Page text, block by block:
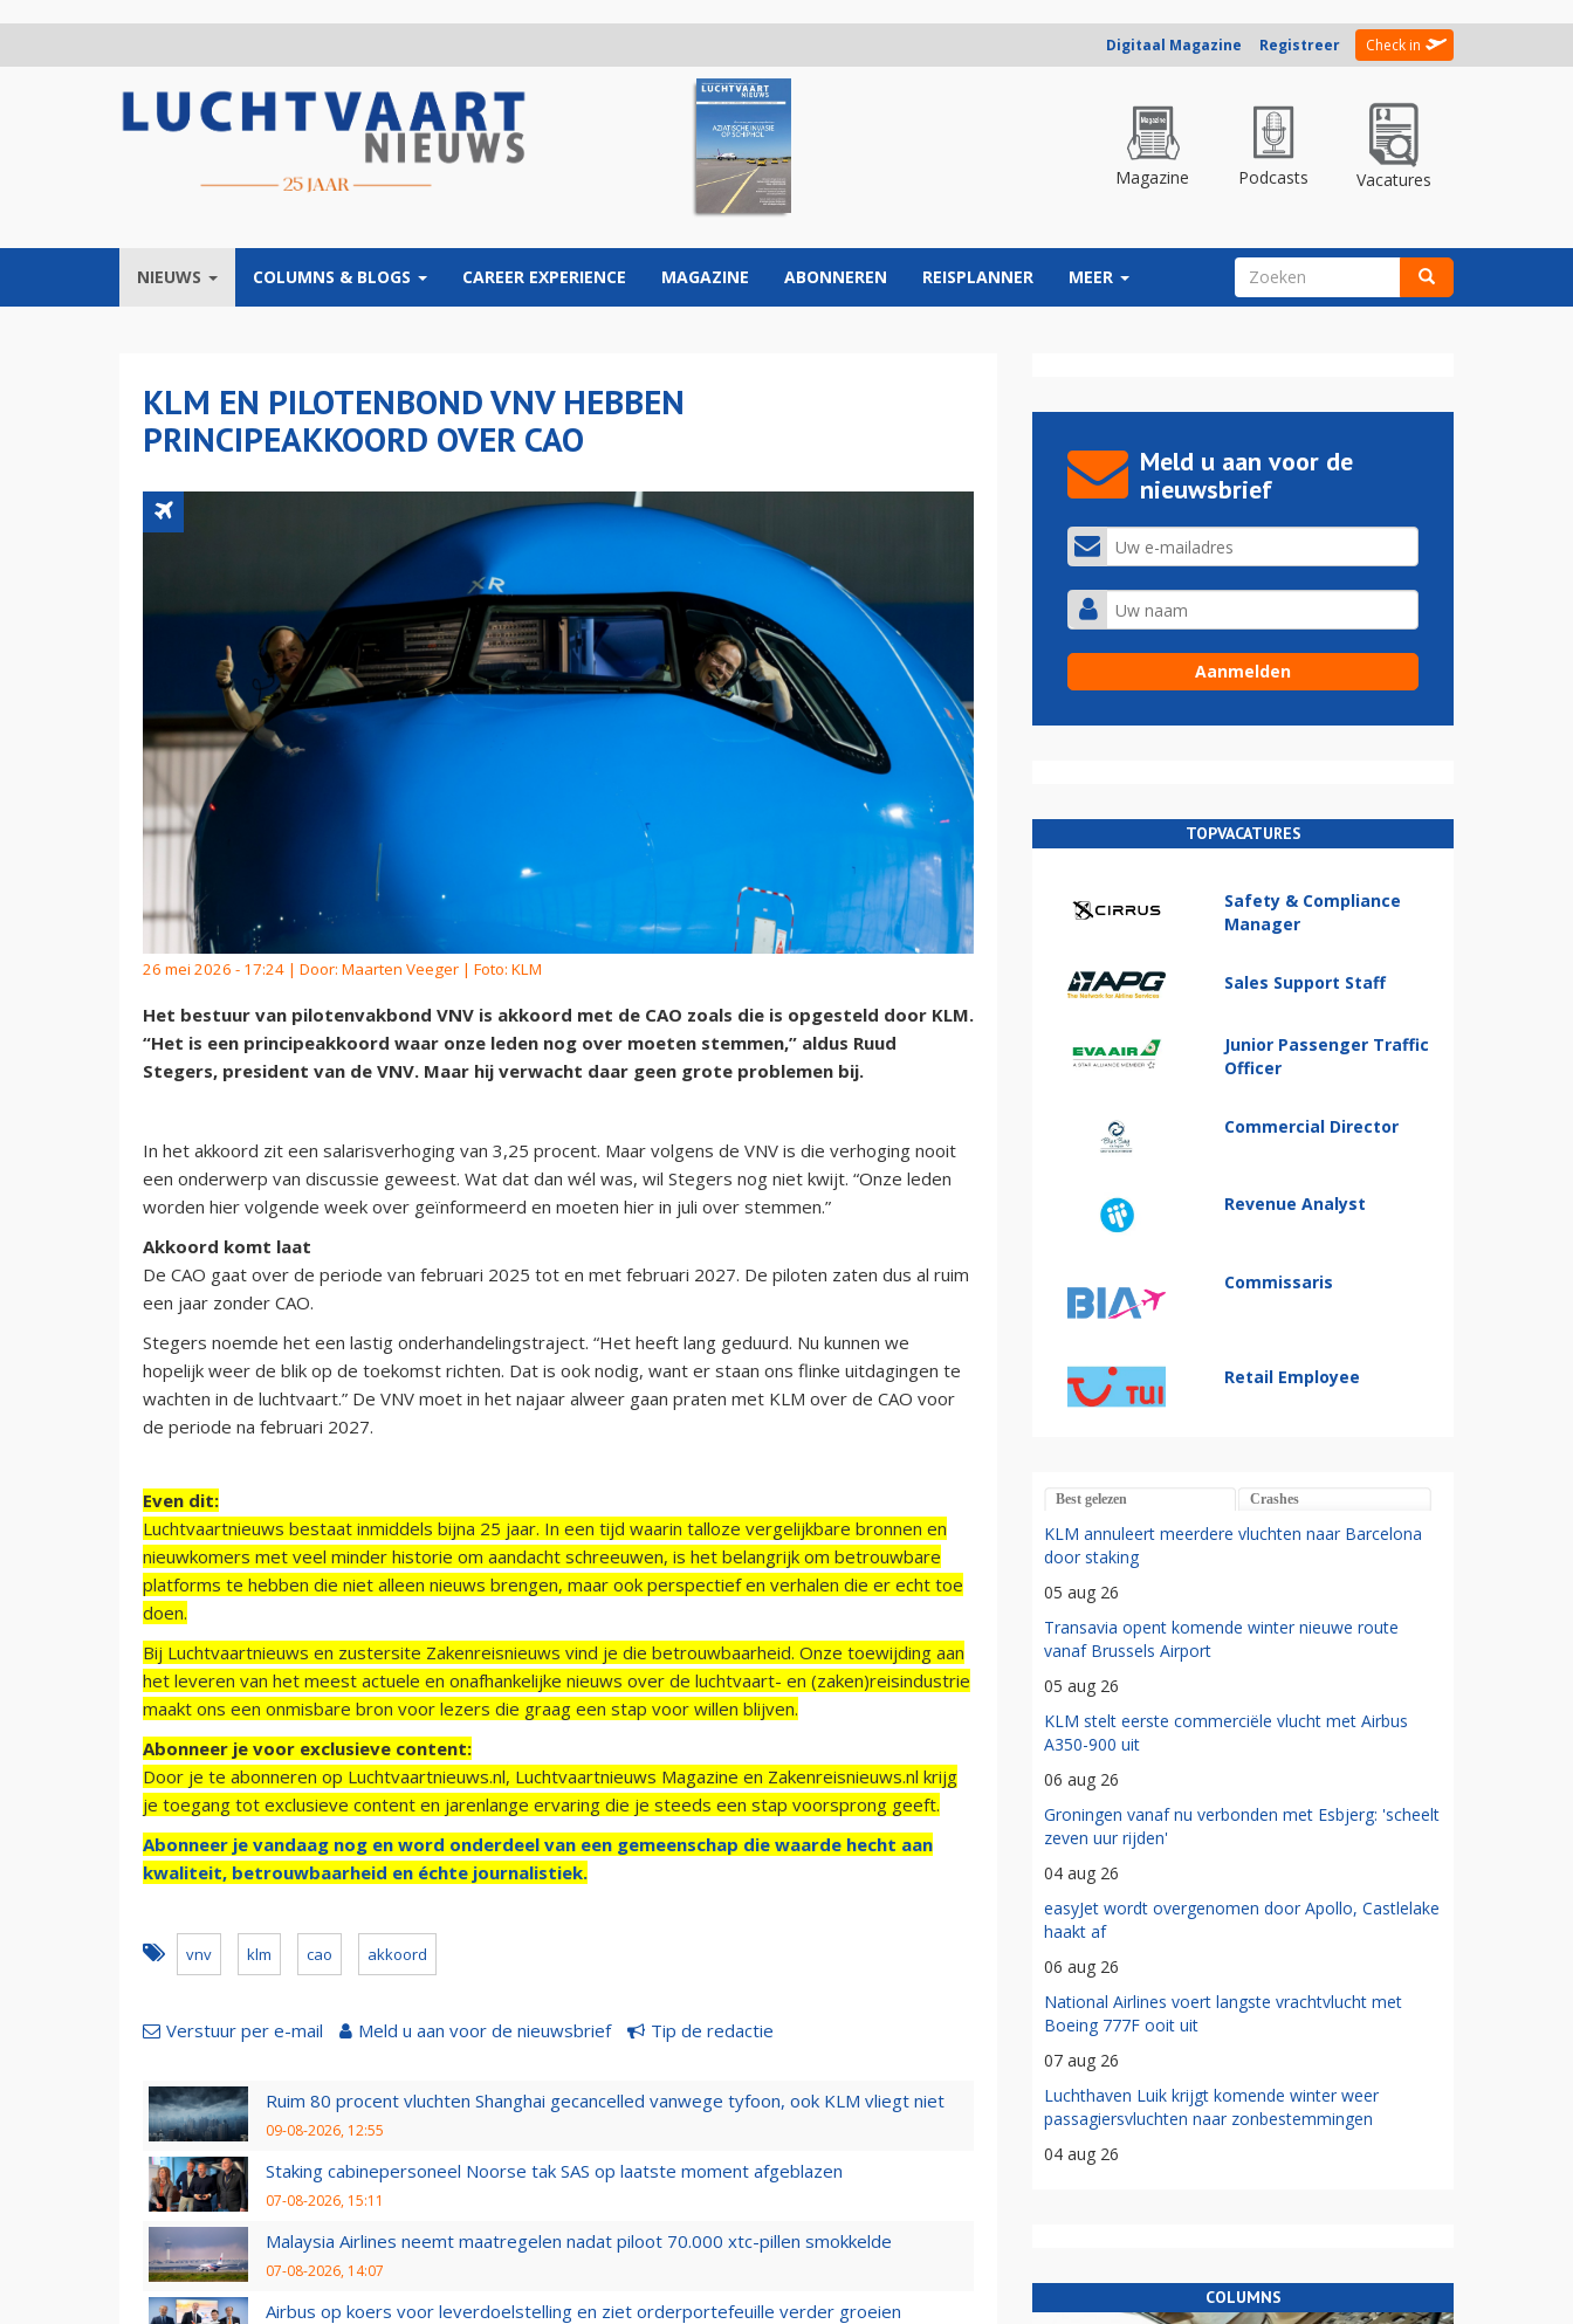
Digitaal Magazine Registreer Check in
Magazine Podcasts Vacatures
NIEUWS COLUMNS & BLOGS CAREER EXPERIENCE MAGAZINE ABONNEREN REISPLANNER MEER ZOEKVELD
KLM EN PILOTENBOND VNV HEBBEN
PRINCIPEAKKOORD OVER CAO
26 mei 2026 - 17:24 | Door: Maarten Veeger | Foto: KLM
Het bestuur van pilotenvakbond VNV is akkoord met de CAO zoals die is opgesteld door KLM.
“Het is een principeakkoord waar onze leden nog over moeten stemmen,” aldus Ruud
Stegers, president van de VNV. Maar hij verwacht daar geen grote problemen bij.
In het akkoord zit een salarisverhoging van 3,25 procent. Maar volgens de VNV is die verhoging nooit
een onderwerp van discussie geweest. Wat dat dan wél was, wil Stegers nog niet kwijt. “Onze leden
worden hier volgende week over geïnformeerd en moeten hier in juli over stemmen.”
Akkoord komt laat
De CAO gaat over de periode van februari 2025 tot en met februari 2027. De piloten zaten dus al ruim
een jaar zonder CAO.
Stegers noemde het een lastig onderhandelingstraject. “Het heeft lang geduurd. Nu kunnen we
hopelijk weer de blik op de toekomst richten. Dat is ook nodig, want er staan ons flinke uitdagingen te
wachten in de luchtvaart.” De VNV moet in het najaar alweer gaan praten met KLM over de CAO voor
de periode na februari 2027.
Even dit:
Luchtvaartnieuws bestaat inmiddels bijna 25 jaar. In een tijd waarin talloze vergelijkbare bronnen en
nieuwkomers met veel minder historie om aandacht schreeuwen, is het belangrijk om betrouwbare
platforms te hebben die niet alleen nieuws brengen, maar ook perspectief en verhalen die er echt toe
doen.
Bij Luchtvaartnieuws en zustersite Zakenreisnieuws vind je die betrouwbaarheid. Onze toewijding aan
het leveren van het meest actuele en onafhankelijke nieuws over de luchtvaart- en (zaken)reisindustrie
maakt ons een onmisbare bron voor lezers die graag een stap voor willen blijven.
Abonneer je voor exclusieve content:
Door je te abonneren op Luchtvaartnieuws.nl, Luchtvaartnieuws Magazine en Zakenreisnieuws.nl krijg
je toegang tot exclusieve content en jarenlange ervaring die je steeds een stap voorsprong geeft.
Abonneer je vandaag nog en word onderdeel van een gemeenschap die waarde hecht aan
kwaliteit, betrouwbaarheid en échte journalistiek.
vnv klm cao akkoord
Verstuur per e-mail Meld u aan voor de nieuwsbrief Tip de redactie
Ruim 80 procent vluchten Shanghai gecancelled vanwege tyfoon, ook KLM vliegt niet
09-08-2026, 12:55
Staking cabinepersoneel Noorse tak SAS op laatste moment afgeblazen
07-08-2026, 15:11
Malaysia Airlines neemt maatregelen nadat piloot 70.000 xtc-pillen smokkelde
07-08-2026, 14:07
Airbus op koers voor leverdoelstelling en ziet orderportefeuille verder groeien
Meld u aan voor de
nieuwsbrief
TOPVACATURES
Safety & Compliance
Manager
Sales Support Staff
Junior Passenger Traffic
Officer
Commercial Director
Revenue Analyst
Commissaris
Retail Employee
Best gelezen Crashes
KLM annuleert meerdere vluchten naar Barcelona
door staking
05 aug 26
Transavia opent komende winter nieuwe route
vanaf Brussels Airport
05 aug 26
KLM stelt eerste commerciële vlucht met Airbus
A350-900 uit
06 aug 26
Groningen vanaf nu verbonden met Esbjerg: 'scheelt
zeven uur rijden'
04 aug 26
easyJet wordt overgenomen door Apollo, Castlelake
haakt af
06 aug 26
National Airlines voert langste vrachtvlucht met
Boeing 777F ooit uit
07 aug 26
Luchthaven Luik krijgt komende winter weer
passagiersvluchten naar zonbestemmingen
04 aug 26
COLUMNS